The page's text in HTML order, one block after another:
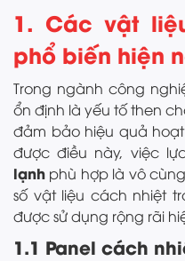
1. Các vật
phổ biến hiện
Trong ngành công
ổn định là yếu tố then
đảm bảo hiệu quả
được điều này, việc
lạnh phù hợp là vô
số vật liệu cách nhiệt
được sử dụng rộng rãi
1.1 Panel cách